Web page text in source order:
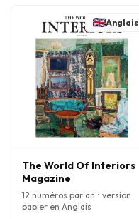
Anglais
The World Of Interiors
Magazine
12 numéros par an • version
papier en Anglais